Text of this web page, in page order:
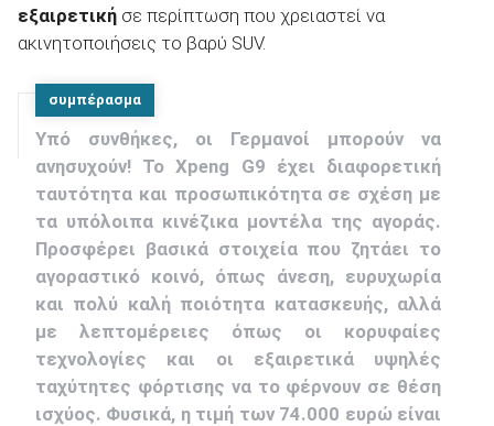
εξαιρετική σε περίπτωση που χρειαστεί να
ακινητοποιήσεις το βαρύ SUV.
συμπέρασμα
Υπό συνθήκες, οι Γερμανοί μπορούν να
ανησυχούν! Το Xpeng G9 έχει διαφορετική
ταυτότητα και προσωπικότητα σε σχέση με
τα υπόλοιπα κινέζικα μοντέλα της αγοράς.
Προσφέρει βασικά στοιχεία που ζητάει το
αγοραστικό κοινό, όπως άνεση, ευρυχωρία
και πολύ καλή ποιότητα κατασκευής, αλλά
με λεπτομέρειες όπως οι κορυφαίες
τεχνολογίες και οι εξαιρετικά υψηλές
ταχύτητες φόρτισης να το φέρνουν σε θέση
ισχύος. Φυσικά, η τιμή των 74.000 ευρώ είναι